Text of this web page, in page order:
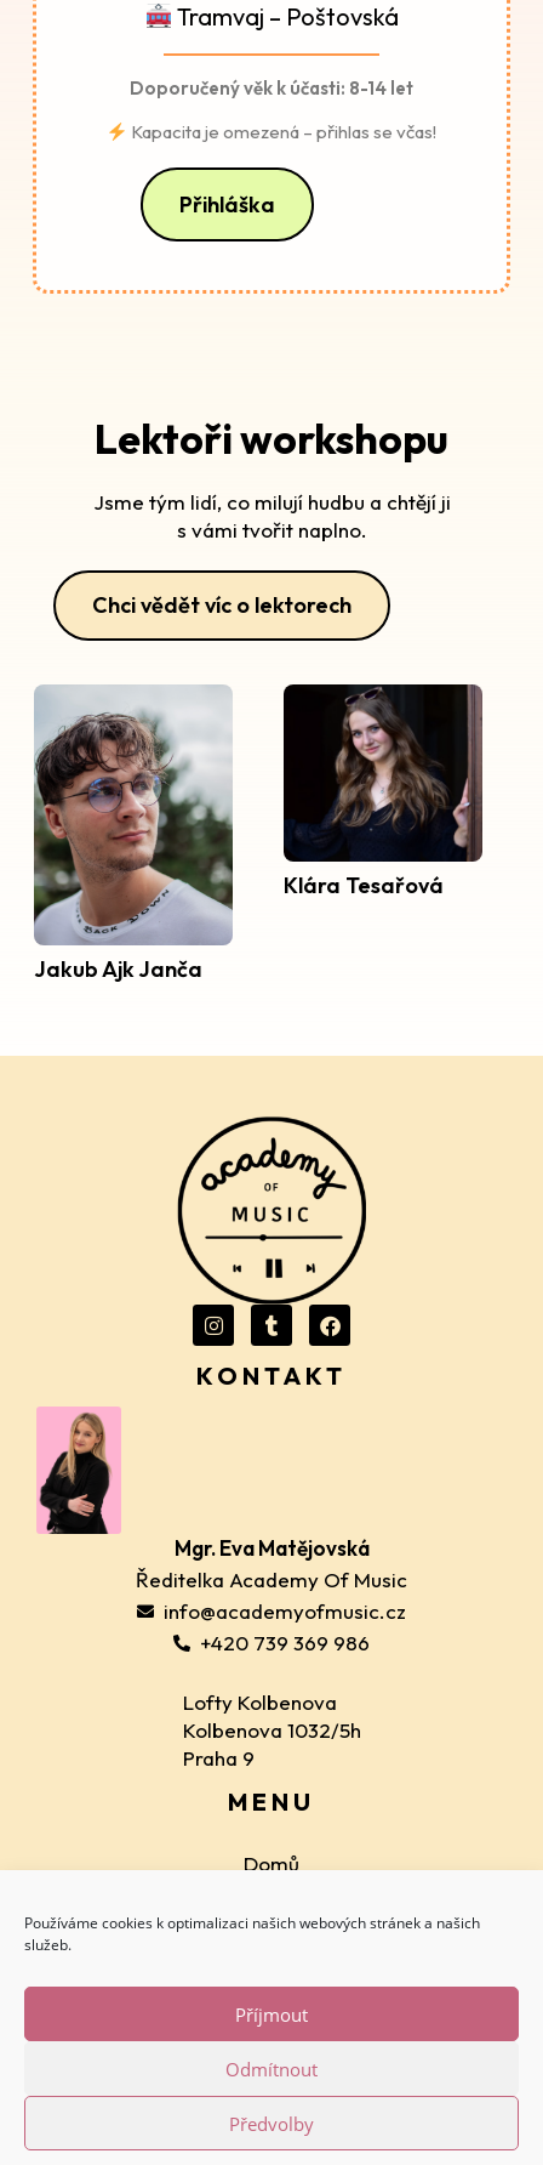
Používáme cookies k optimalizaci našich webových stránek a našich
služeb.
Příjmout
Odmítnout
Předvolby
Tramvaj – Poštovská
Doporučený věk k účasti: 8-14 let
Kapacita je omezená – přihlas se včas!
Přihláška
Lektoři workshopu
Jsme tým lidí, co milují hudbu a chtějí ji
s vámi tvořit naplno.
Chci vědět víc o lektorech
Jakub Ajk Janča
Klára Tesařová
MENU
Domů
Skupinové kurzy
Letní tábor
Přihláška
KONTAKT
Mgr. Eva Matějovská
Ředitelka Academy Of Music
info@academyofmusic.cz
+420 739 369 986
Lofty Kolbenova
Kolbenova 1032/5h
Praha 9